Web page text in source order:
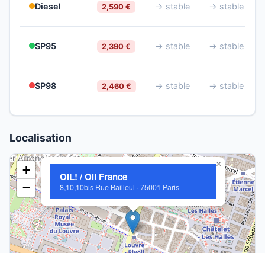
Diesel 2,590 € → stable → stable
SP95 2,390 € → stable → stable
SP98 2,460 € → stable → stable
Localisation
OIL! / Oil France
8,10,10bis Rue Bailleul · 75001 Paris
×
+
−